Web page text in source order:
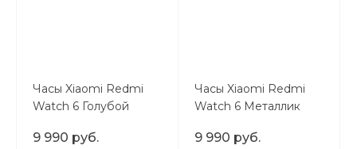
Часы Xiaomi Redmi
Watch 6 Голубой
9 990 руб.
Часы Xiaomi Redmi
Watch 6 Металлик
9 990 руб.